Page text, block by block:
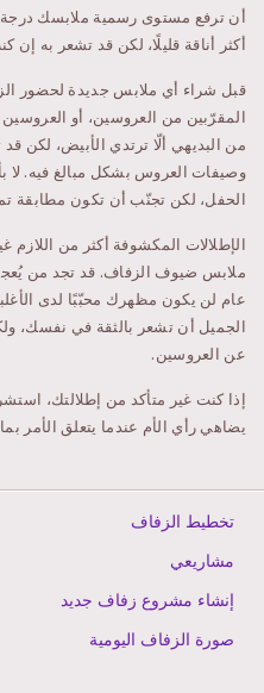
أن ترفع مستوى رسمية ملابسك درجة
أكثر أناقة قليلًا، لكن قد تشعر به
قبل شراء أي ملابس جديدة لحضور
المقرّبين من العروسين، أو
من البديهي ألّا ترتدي الأبيض، لكن
وصيفات العروس بشكل مبالغ فيه. لا
الحفل، لكن تجنّب أن تكون مطابقة
الإطلالات المكشوفة أكثر من
ملابس ضيوف الزفاف. قد تجد من
عام لن يكون مظهرك محبّبًا لدى
الجميل أن تشعر بالثقة في نفسك،
عن العروسين.
إذا كنت غير متأكد من إطلالتك،
يضاهي رأي الأم عندما يتعلق الأمر
تخطيط الزفاف
مشاريعي
إنشاء مشروع زفاف جديد
صورة الزفاف اليومية